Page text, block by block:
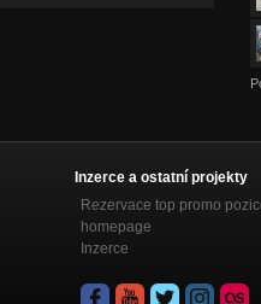
Inzerce a ostatní projekty
Rezervace top promo
homepage
Inzerce